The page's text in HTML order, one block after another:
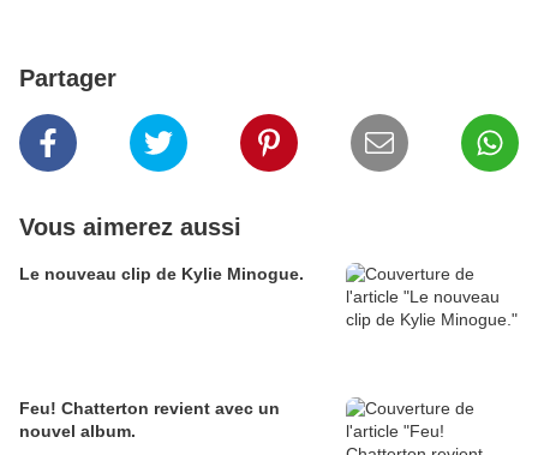
Partager
Vous aimerez aussi
Le nouveau clip de Kylie Minogue.
Feu! Chatterton revient avec un
nouvel album.